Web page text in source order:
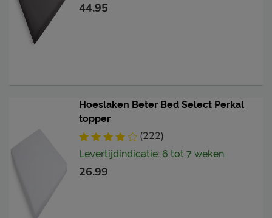
44.95
Hoeslaken Beter Bed Select Perkal
topper
(222)
Levertijdindicatie: 6 tot 7 weken
26.99